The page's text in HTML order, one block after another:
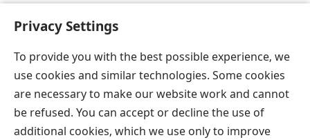
Privacy Settings
To provide you with the best possible experience, we
use cookies and similar technologies. Some cookies
are necessary to make our website work and cannot
be refused. You can accept or decline the use of
additional cookies, which we use only to improve
தமிழ்
விருப்பங்கள்
Copyright © 2026 Watch Tower Bible and Tract Society of Pennsylvania
விதிமுறைகள் ப்ரைவசி செட்டிங்
உள்நுழையவும்